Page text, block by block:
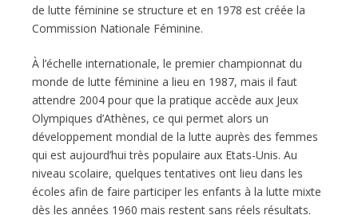
de lutte féminine se structure et en 1978 est créée la
Commission Nationale Féminine.
À l’échelle internationale, le premier championnat du
monde de lutte féminine a lieu en 1987, mais il faut
attendre 2004 pour que la pratique accède aux Jeux
Olympiques d’Athènes, ce qui permet alors un
développement mondial de la lutte auprès des femmes
qui est aujourd’hui très populaire aux Etats-Unis. Au
niveau scolaire, quelques tentatives ont lieu dans les
écoles afin de faire participer les enfants à la lutte mixte
dès les années 1960 mais restent sans réels résultats.